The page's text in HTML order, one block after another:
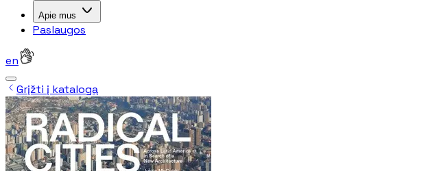
Apie mus
Paslaugos
en
Grįžti į katalogą